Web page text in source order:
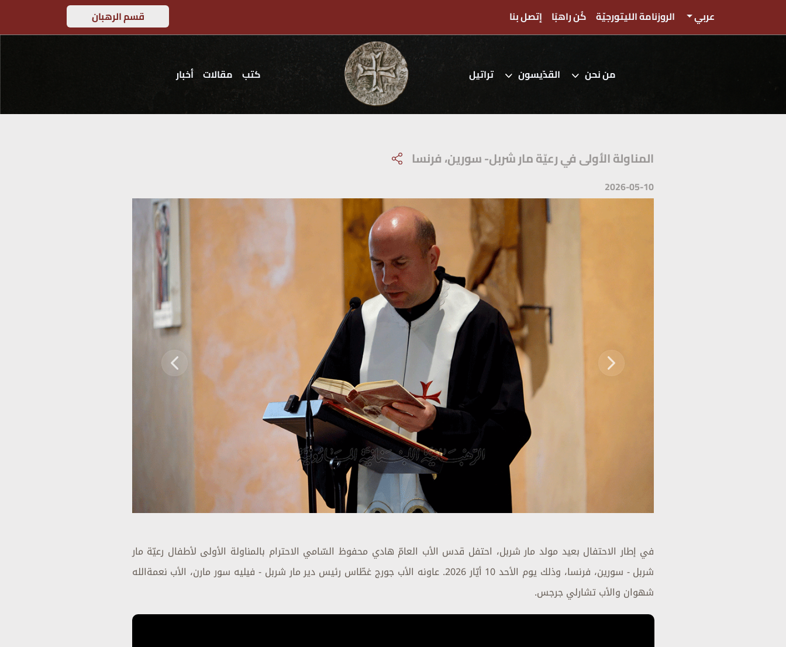
عربي الروزنامة الليتورجيّة كُن راهبًا إتصل بنا قسم الرهبان
من نحن القدّيسون تراتيل كتب مقالات أخبار
المناولة الأولى في رعيّة مار شربل- سورين، فرنسا
2026-05-10
في إطار الاحتفال بعيد مولد مار شربل، احتفل قدس الأب العامّ هادي محفوظ السّامي الاحترام بالمناولة الأولى لأطفال رعيّة مار
شربل - سورين، فرنسا، وذلك يوم الأحد 10 أيّار 2026. عاونه الأب جورج غطّاس رئيس دير مار شربل - فيليه سور مارن، الأب نعمةالله
شهوان والأب تشارلي جرجس.